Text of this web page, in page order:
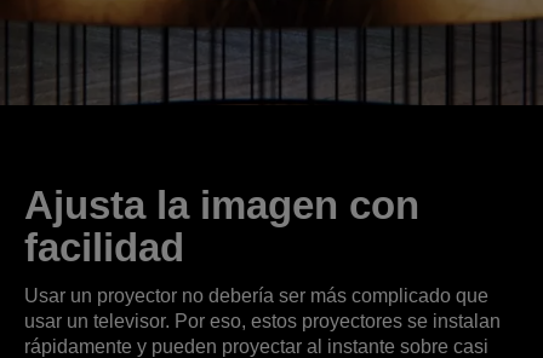
Ajusta la imagen con
facilidad
Usar un proyector no debería ser más complicado que
usar un televisor. Por eso, estos proyectores se instalan
rápidamente y pueden proyectar al instante sobre casi